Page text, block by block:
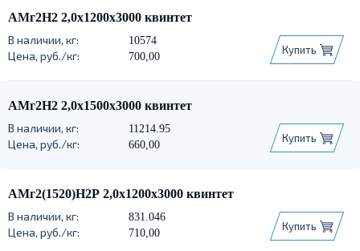
АМг2Н2 2,0х1200х3000 квинтет
10574
700,00
Купить
АМг2Н2 2,0х1500х3000 квинтет
11214.95
660,00
Купить
АМг2(1520)Н2Р 2,0х1200х3000 квинтет
831.046
710,00
Купить